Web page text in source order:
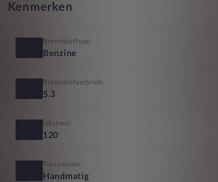
Kenmerken
Brandstoftype:
Benzine
Brandstofverbruik:
5.3
Uitstoot:
120
Transmissie:
Handmatig